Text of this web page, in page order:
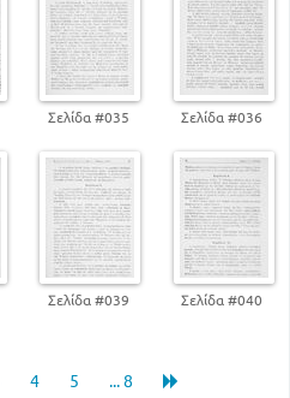
Σελίδα #035 Σελίδα #036
Σελίδα #039 Σελίδα #040
4 5 ... 8